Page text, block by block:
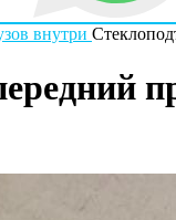
внутри